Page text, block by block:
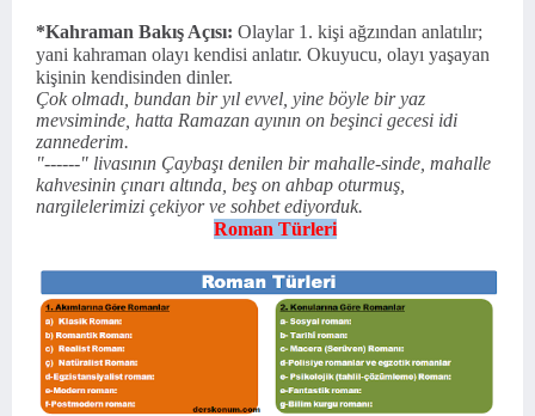
*Kahraman Bakış Açısı: Olaylar 1. kişi ağzından anlatılır;
yani kahraman olayı kendisi anlatır. Okuyucu, olayı yaşayan
kişinin kendisinden dinler.
Çok olmadı, bundan bir yıl evvel, yine böyle bir yaz
mevsiminde, hatta Ramazan ayının on beşinci gecesi idi
zannederim.
"------" livasının Çaybaşı denilen bir mahalle-sinde, mahalle
kahvesinin çınarı altında, beş on ahbap oturmuş,
nargilelerimizi çekiyor ve sohbet ediyorduk.
Roman Türleri